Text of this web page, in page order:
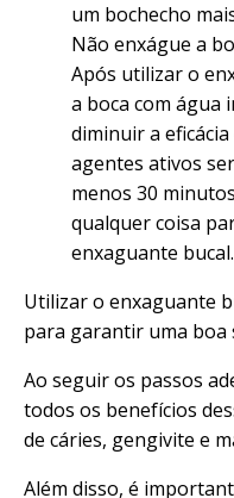
um bochecho
Não enxágue a
Após utilizar o
a boca com água
diminuir a
agentes ativos
menos 30
qualquer coisa
enxaguante bucal.
Utilizar o enxaguante
para garantir uma boa
Ao seguir os passos
todos os benefícios
de cáries, gengivite e
Além disso, é